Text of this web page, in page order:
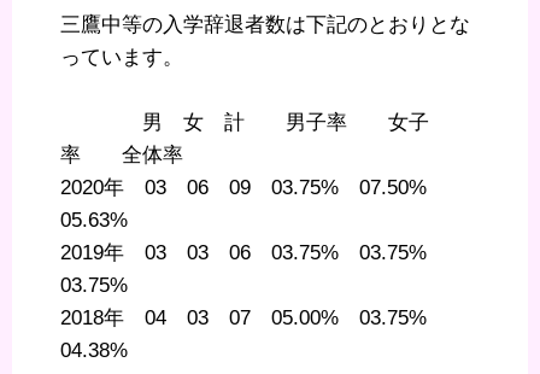
三鷹中等の入学辞退者数は下記のとおりとな
っています。
男 女 計 男子率 女子
率 全体率
2020年 03 06 09 03.75% 07.50%
05.63%
2019年 03 03 06 03.75% 03.75%
03.75%
2018年 04 03 07 05.00% 03.75%
04.38%